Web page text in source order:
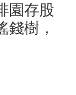
園存股
錢樹，